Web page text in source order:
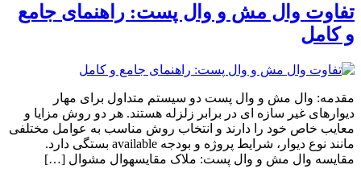
تفاوت وال مش و وال پست: راهنمای جامع
و کامل
مقدمه: وال مش و وال پست دو سیستم متداول برای مهار
دیوارهای غیر سازه ای در برابر زلزله هستند. هر دو روش مزایا و
معایب خاص خود را دارند و انتخاب روش مناسب به عوامل مختلفی
مانند نوع دیوار، شرایط پروژه و بودجه available بستگی دارد.
مقایسه وال مش و وال پست: ملاک مقایسهوال مشوال […]